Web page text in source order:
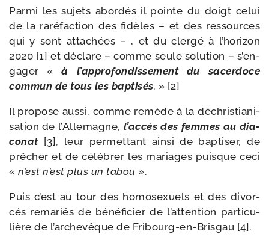
Parmi les sujets abor­dés il pointe du doigt celui
de la raré­fac­tion des fidèles – et des res­sources
qui y sont atta­chées – , et du cler­gé à l’ho­ri­zon
2020 [1] et déclare – comme seule solu­tion – s’en­
ga­ger «à l’ap­pro­fon­dis­se­ment du sacer­doce
com­mun de tous les bap­ti­sés. » [2]
Il pro­pose aus­si, comme remède à la déchris­tia­ni­
sa­tion de l’Allemagne, l’accès des femmes au dia­
co­nat[3], leur per­met­tant ain­si de bap­ti­ser, de
prê­cher et de célé­brer les mariages puisque ceci
« n’est n’est plus un tabou ».
Puis c’est au tour des homo­sexuels et des divor­
cés rema­riés de béné­fi­cier de l’at­ten­tion par­ti­cu­
lière de l’archevêque de Fribourg-​en-​Brisgau [4].